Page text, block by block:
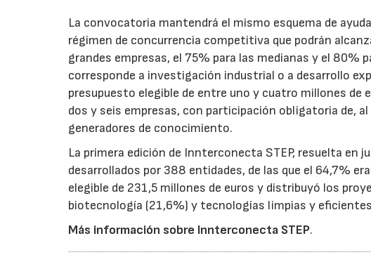
La convocatoria mantendrá el mismo esquema de
régimen de concurrencia competitiva que podrán
grandes empresas, el 75% para las medianas y el 80%
corresponde a investigación industrial o a desarrollo
presupuesto elegible de entre uno y cuatro millones
dos y seis empresas, con participación obligatoria de,
generadores de conocimiento.
La primera edición de Innterconecta STEP, resuelta
desarrollados por 388 entidades, de las que el 64,7%
elegible de 231,5 millones de euros y distribuyó los
biotecnología (21,6%) y tecnologías limpias y
Más información sobre Innterconecta STEP.